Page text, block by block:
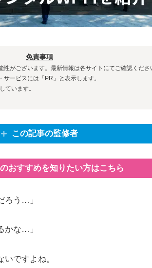
免責事項
がございます。最新情報は各サイトにてご確認くだ
ービスには「PR」と表示します。
ています。
この記事の監修者
おすすめを知りたい方はこちら
ろう…」
かな…」
ですよね。